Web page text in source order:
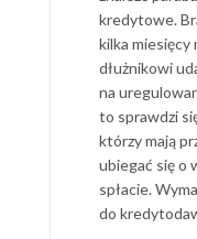
kredytowe.
kilka miesięcy
dłużnikowi
na
to sprawdzi
którzy mają
ubiegać się o
spłacie.
do